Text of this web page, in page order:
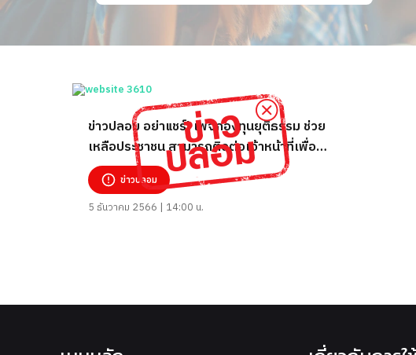
ข่าวปลอม อย่าแชร์! เพจกองทุนยุติธรรม ช่วย
เหลือประชาชน สามารถติดต่อเจ้าหน้าที่เพื่อ
แจ้งความออนไลน์
ข่าวปลอม
5 ธันวาคม 2566 | 14:00 น.